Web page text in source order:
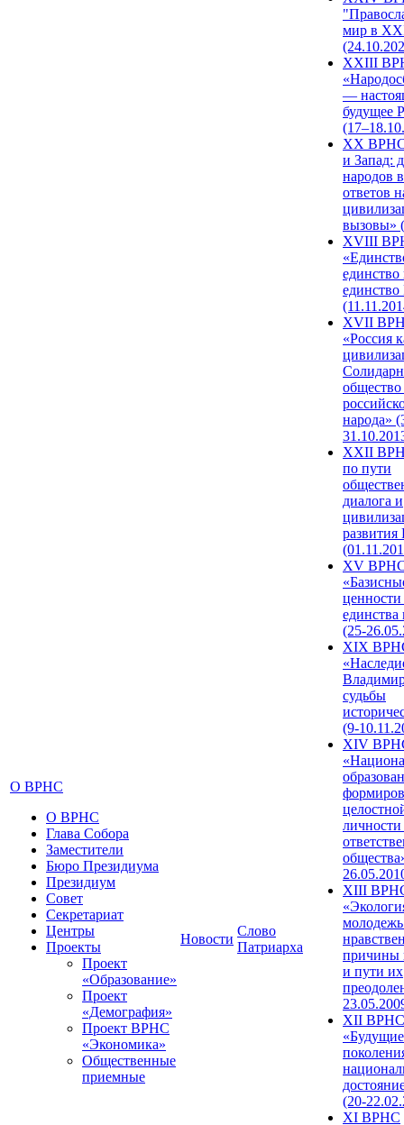
О ВРНС
О ВРНС
Глава Собора
Заместители
Бюро Президиума
Президиум
Совет
Секретариат
Центры
Проекты
Проект
«Образование»
Проект
«Демография»
Проект ВРНС
«Экономика»
Общественные
приемные
Новости
Слово
Патриарха
мир в
XXIII
—
будущее
XX ВРНС
и Запад:
народов
ответов
вызовы»
XVIII
единство
единство
XVII
«Россия
народа»
XXII
по пути
диалога и
развития
XV
единства
(25-
XIX
судьбы
(9-
XIV
XIII
причины
и пути их
XII ВРНС
«Будущие
(20-
XI ВРНС